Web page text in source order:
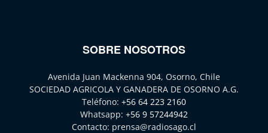
SOBRE NOSOTROS
Avenida Juan Mackenna 904, Osorno, Chile
SOCIEDAD AGRICOLA Y GANADERA DE OSORNO A.G.
Teléfono: +56 64 223 2160
Whatsapp: +56 9 57244942
Contacto: prensa@radiosago.cl